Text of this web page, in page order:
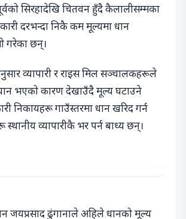
सिरहादेखि चितवन हुँदै कैलालीसम्मका
दरभन्दा निकै कम मूल्यमा धान
गरेका छन्।
व्यापारी र राइस मिल सञ्चालकहरूले
भएको कारण देखाउँदै मूल्य घटाउने
निकायहरू गाउँस्तरमा धान खरिद गर्न
स्थानीय व्यापारीकै भर पर्न बाध्य छन्।
जयप्रसाद ढुंगानाले अहिले धानको मूल्य